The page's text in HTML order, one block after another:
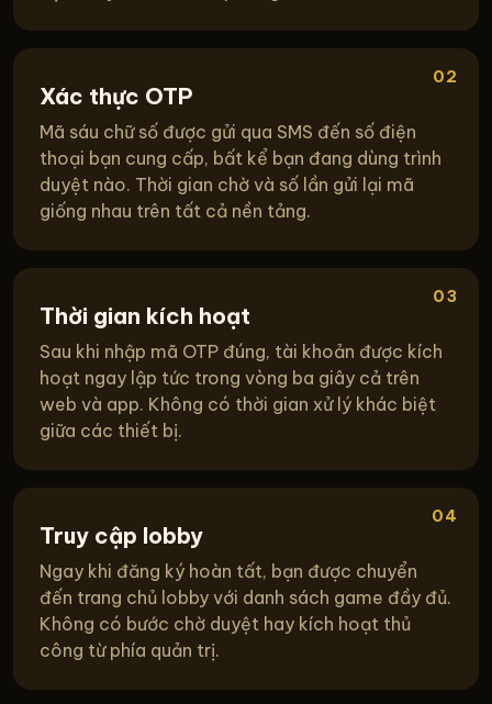
02
Xác thực OTP
Mã sáu chữ số được gửi qua SMS đến số điện
thoại bạn cung cấp, bất kể bạn đang dùng trình
duyệt nào. Thời gian chờ và số lần gửi lại mã
giống nhau trên tất cả nền tảng.
03
Thời gian kích hoạt
Sau khi nhập mã OTP đúng, tài khoản được kích
hoạt ngay lập tức trong vòng ba giây cả trên
web và app. Không có thời gian xử lý khác biệt
giữa các thiết bị.
04
Truy cập lobby
Ngay khi đăng ký hoàn tất, bạn được chuyển
đến trang chủ lobby với danh sách game đầy đủ.
Không có bước chờ duyệt hay kích hoạt thủ
công từ phía quản trị.